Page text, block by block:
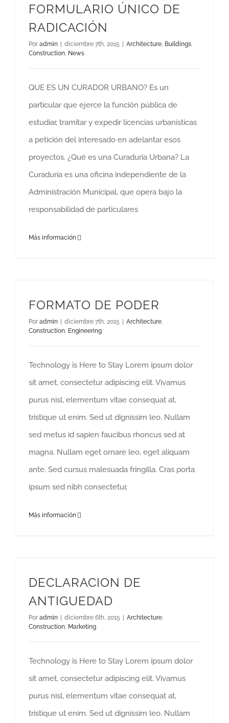
FORMULARIO ÚNICO DE
RADICACIÓN
Por admin diciembre 7th, 2015 Architecture, Buildings,
Construction, News
QUE ES UN CURADOR URBANO? Es un
particular que ejerce la función pública de
estudiar, tramitar y expedir licencias urbanísticas
a petición del interesado en adelantar esos
proyectos. ¿Qué es una Curaduría Urbana? La
Curaduría es una oficina independiente de la
Administración Municipal, que opera bajo la
responsabilidad de particulares
Más información
FORMATO DE PODER
Por admin diciembre 7th, 2015 Architecture,
Construction, Engineering
Technology is Here to Stay Lorem ipsum dolor
sit amet, consectetur adipiscing elit. Vivamus
purus nisl, elementum vitae consequat at,
tristique ut enim. Sed ut dignissim leo. Nullam
sed metus id sapien faucibus rhoncus sed at
magna. Nullam eget ornare leo, eget aliquam
ante. Sed cursus malesuada fringilla. Cras porta
ipsum sed nibh consectetur,
Más información
DECLARACION DE
ANTIGUEDAD
Por admin diciembre 6th, 2015 Architecture,
Construction, Marketing
Technology is Here to Stay Lorem ipsum dolor
sit amet, consectetur adipiscing elit. Vivamus
purus nisl, elementum vitae consequat at,
tristique ut enim. Sed ut dignissim leo. Nullam